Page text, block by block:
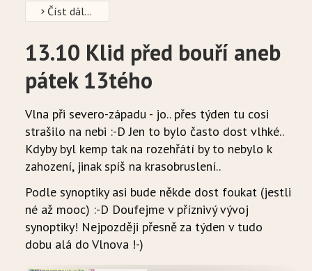
Číst dál...
13.10 Klid před bouří aneb
pátek 13tého
Vlna při severo-západu - jo.. přes týden tu cosi
strašilo na nebi :-D Jen to bylo často dost vlhké..
Kdyby byl kemp tak na rozehřátí by to nebylo k
zahození, jinak spíš na krasobruslení..
Podle synoptiky asi bude někde dost foukat (jestli
né až mooc) :-D Doufejme v příznivý vývoj
synoptiky! Nejpozději přesně za týden v tudo
dobu alá do Vlnova !-)